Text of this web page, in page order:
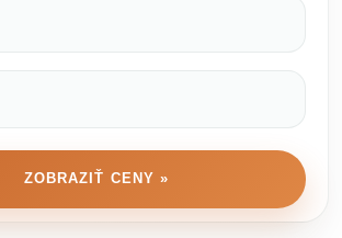
ZOBRAZIŤ CENY »